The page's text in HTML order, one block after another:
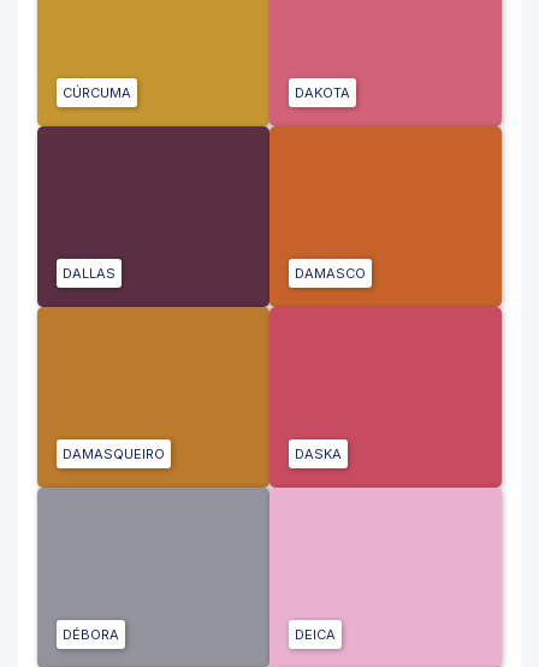
CÚRCUMA DAKOTA
DALLAS DAMASCO
DAMASQUEIRO DASKA
DÉBORA DEICA